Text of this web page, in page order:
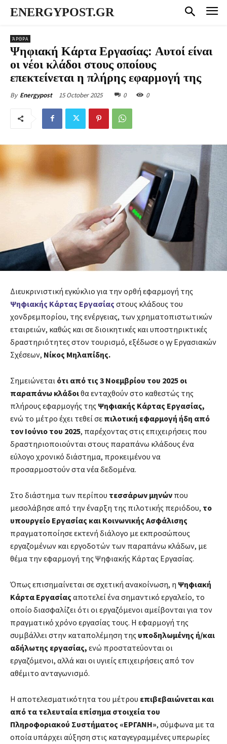
ENERGYPOST.GR
ΆΡΘΡΑ
Ψηφιακή Κάρτα Εργασίας: Αυτοί είναι
οι νέοι κλάδοι στους οποίους
επεκτείνεται η πλήρης εφαρμογή της
By Energypost 15 October 2025 0 0
Διευκρινιστική εγκύκλιο για την ορθή εφαρμογή της
Ψηφιακής Κάρτας Εργασίας στους κλάδους του
χονδρεμπορίου, της ενέργειας, των χρηματοπιστωτικών
εταιρειών, καθώς και σε διοικητικές και υποστηρικτικές
δραστηριότητες στον τουρισμό, εξέδωσε ο γγ Εργασιακών
Σχέσεων, Νίκος Μηλαπίδης.
Σημειώνεται ότι από τις 3 Νοεμβρίου του 2025 οι
παραπάνω κλάδοιθα ενταχθούν στο καθεστώς της
πλήρους εφαρμογής της Ψηφιακής Κάρτας Εργασίας,
ενώ το μέτρο έχει τεθεί σε πιλοτική εφαρμογή ήδη από
τον Ιούνιο του 2025, παρέχοντας στις επιχειρήσεις που
δραστηριοποιούνται στους παραπάνω κλάδους ένα
εύλογο χρονικό διάστημα, προκειμένου να
προσαρμοστούν στα νέα δεδομένα.
Στο διάστημα των περίπου τεσσάρων μηνών που
μεσολάβησε από την έναρξη της πιλοτικής περιόδου, το
υπουργείο Εργασίας και Κοινωνικής Ασφάλισης
πραγματοποίησε εκτενή διάλογο με εκπροσώπους
εργαζομένων και εργοδοτών των παραπάνω κλάδων, με
θέμα την εφαρμογή της Ψηφιακής Κάρτας Εργασίας.
Όπως επισημαίνεται σε σχετική ανακοίνωση, η Ψηφιακή
Κάρτα Εργασίας αποτελεί ένα σημαντικό εργαλείο, το
οποίο διασφαλίζει ότι οι εργαζόμενοι αμείβονται για τον
πραγματικό χρόνο εργασίας τους. Η εφαρμογή της
συμβάλλει στην καταπολέμηση της υποδηλωμένης ή/και
αδήλωτης εργασίας, ενώ προστατεύονται οι
εργαζόμενοι, αλλά και οι υγιείς επιχειρήσεις από τον
αθέμιτο ανταγωνισμό.
Η αποτελεσματικότητα του μέτρου επιβεβαιώνεται και
από τα τελευταία επίσημα στοιχεία του
Πληροφοριακού Συστήματος «ΕΡΓΑΝΗ», σύμφωνα με τα
οποία υπάρχει αύξηση στις καταγεγραμμένες υπερωρίες